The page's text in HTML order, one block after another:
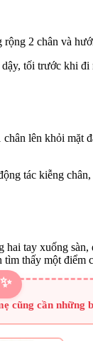
2 chân và
tối trước khi
lên khỏi mặt
tác kiễng
hai tay xuống
thấy một điểm
cũng cần những